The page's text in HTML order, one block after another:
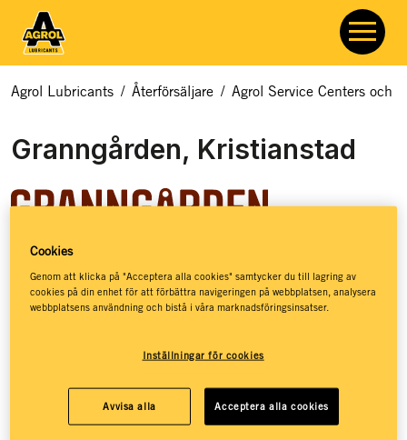
Agrol Lubricants / Återförsäljare / Agrol Service Centers och
Granngården, Kristianstad
Granngården hjälper dig med allt som rör odling, djur och
natur. Hos Granngården hittar du ett basutbud av
smörjmedel, kloka råd och massor av inspiration – så att du
jordnära liv. Granngården har stöttat drömmar sedan 1880,
småländska landsbygden. Idag, mer än 140 år senare, har
Granngården över 100 butiker runt om i landet och e-handel
Cookies
Genom att klicka på "Acceptera alla cookies" samtycker du till lagring av
cookies på din enhet för att förbättra navigeringen på webbplatsen, analysera
webbplatsens användning och bistå i våra marknadsföringsinsatser.
Inställningar för cookies
Avvisa alla Acceptera alla cookies